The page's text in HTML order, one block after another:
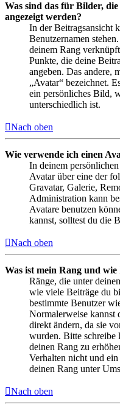
Was sind das für Bilder,
angezeigt werden?
In der Beitragsansicht
Benutzernamen
deinem Rang
Punkte, die deine
angeben. Das andere,
„Avatar“ bezeichnet.
ein persönliches Bild,
unterschiedlich ist.
Nach oben
Wie verwende ich einen
In deinem
Avatar über eine der
Gravatar, Galerie,
Administration kann
Avatare benutzen
kannst, solltest du die
Nach oben
Was ist mein Rang und
Ränge, die unter
wie viele Beiträge du
bestimmte Benutzer
Normalerweise kannst
direkt ändern, da sie
wurden. Bitte schreibe
deinen Rang zu
Verhalten nicht und
deinen Rang unter
Nach oben